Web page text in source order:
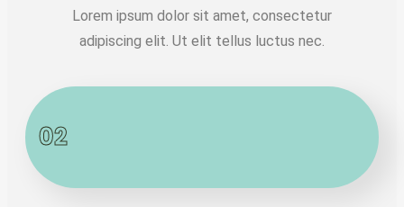
Lorem ipsum dolor sit amet, consectetur
adipiscing elit. Ut elit tellus luctus nec.
02